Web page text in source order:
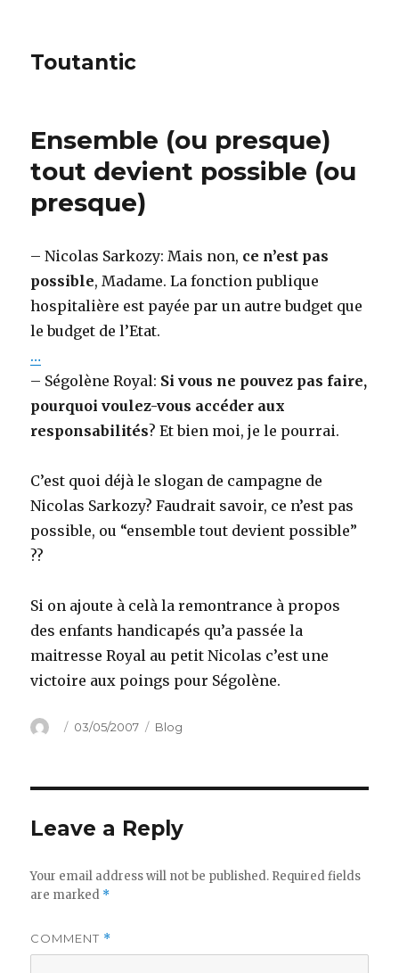
Toutantic
Ensemble (ou presque)
tout devient possible (ou
presque)
– Nicolas Sarkozy: Mais non, ce n’est pas
possible, Madame. La fonction publique
hospitalière est payée par un autre budget que
le budget de l’Etat.
…
– Ségolène Royal: Si vous ne pouvez pas faire,
pourquoi voulez-vous accéder aux
responsabilités? Et bien moi, je le pourrai.
C’est quoi déjà le slogan de campagne de
Nicolas Sarkozy? Faudrait savoir, ce n’est pas
possible, ou “ensemble tout devient possible”
??
Si on ajoute à celà la remontrance à propos
des enfants handicapés qu’a passée la
maitresse Royal au petit Nicolas c’est une
victoire aux poings pour Ségolène.
Author
Posted
03/05/2007 Categories
Blog
Leave a Reply
Your email address will not be published. Required fields
are marked *
COMMENT *